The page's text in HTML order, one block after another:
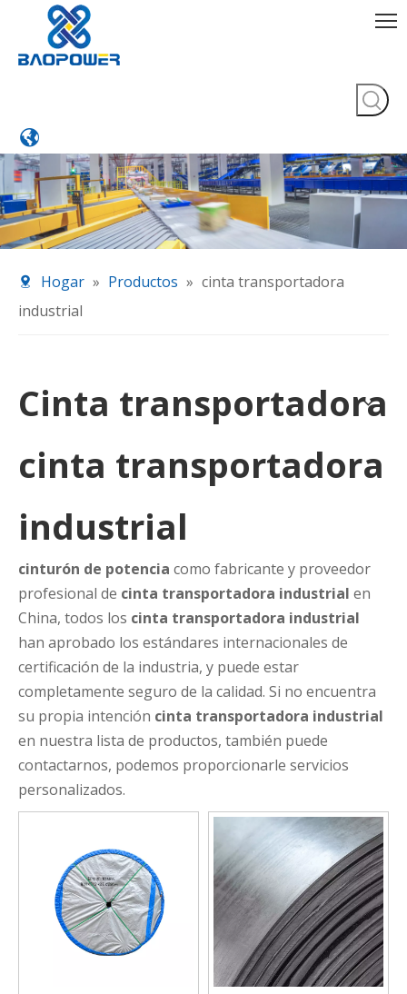
Hogar » Productos » cinta transportadora
industrial
Cinta transportadora
cinta transportadora
industrial
cinturón de potencia como fabricante y proveedor
profesional de cinta transportadora industrial en
China, todos los cinta transportadora industrial
han aprobado los estándares internacionales de
certificación de la industria, y puede estar
completamente seguro de la calidad. Si no encuentra
su propia intención cinta transportadora industrial
en nuestra lista de productos, también puede
contactarnos, podemos proporcionarle servicios
personalizados.